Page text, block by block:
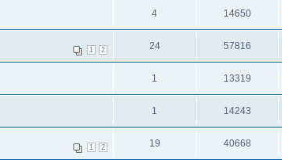
4 14650
1 2 24 57816
1 13319
1 14243
1 2 19 40668